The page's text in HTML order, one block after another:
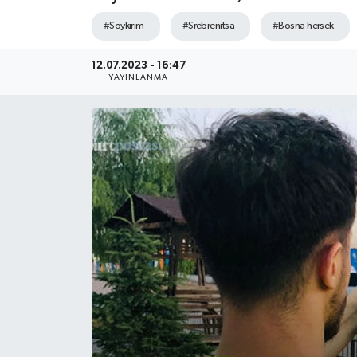
#Soykırım #Srebrenitsa #Bosna hersek
12.07.2023 - 16:47
YAYINLANMA